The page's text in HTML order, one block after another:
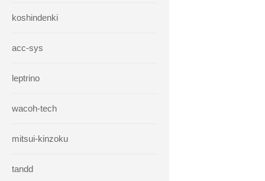
koshindenki
acc-sys
leptrino
wacoh-tech
mitsui-kinzoku
tandd